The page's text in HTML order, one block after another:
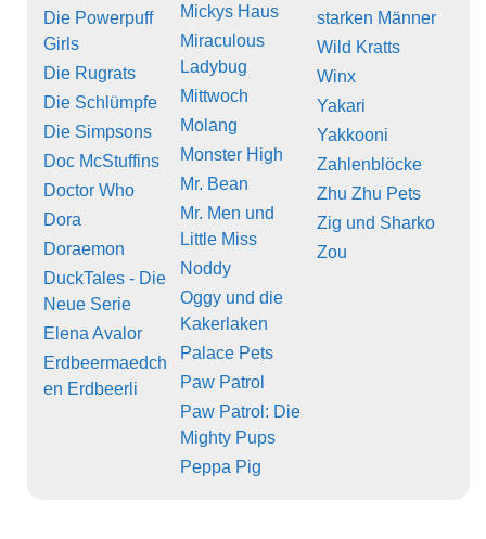
Die Powerpuff
Girls
Die Rugrats
Die Schlümpfe
Die Simpsons
Doc McStuffins
Doctor Who
Dora
Doraemon
DuckTales - Die
Neue Serie
Elena Avalor
Erdbeermaedch
en Erdbeerli
Mickys Haus
Miraculous
Ladybug
Mittwoch
Molang
Monster High
Mr. Bean
Mr. Men und
Little Miss
Noddy
Oggy und die
Kakerlaken
Palace Pets
Paw Patrol
Paw Patrol: Die
Mighty Pups
Peppa Pig
starken Männer
Wild Kratts
Winx
Yakari
Yakkooni
Zahlenblöcke
Zhu Zhu Pets
Zig und Sharko
Zou